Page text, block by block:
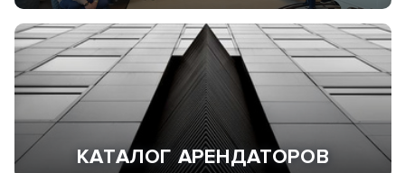
КАТАЛОГ АРЕНДАТОРОВ